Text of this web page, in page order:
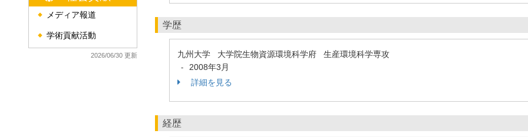
◆ メディア報道
◆ 学術貢献活動
2026/06/30 更新
学歴
九州大学 大学院生物資源環境科学府 生産環境科学専攻
-
2008年3月
詳細を見る
経歴